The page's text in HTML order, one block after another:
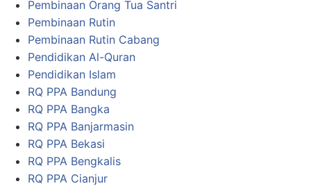
Pembinaan Orang Tua Santri
Pembinaan Rutin
Pembinaan Rutin Cabang
Pendidikan Al-Quran
Pendidikan Islam
RQ PPA Bandung
RQ PPA Bangka
RQ PPA Banjarmasin
RQ PPA Bekasi
RQ PPA Bengkalis
RQ PPA Cianjur